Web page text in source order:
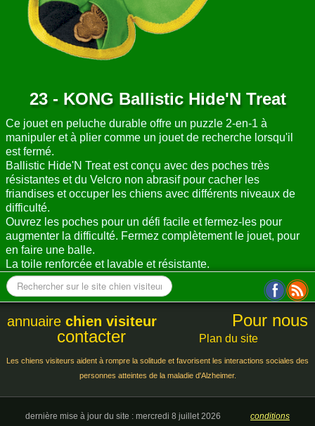
23 - KONG Ballistic Hide'N Treat
Ce jouet en peluche durable offre un puzzle 2-en-1 à
manipuler et à plier comme un jouet de recherche lorsqu'il
est fermé.
Ballistic Hide'N Treat est conçu avec des poches très
résistantes et du Velcro non abrasif pour cacher les
friandises et occuper les chiens avec différents niveaux de
difficulté.
Ouvrez les poches pour un défi facile et fermez-les pour
augmenter la difficulté. Fermez complètement le jouet, pour
en faire une balle.
La toile renforcée et lavable et résistante.
annuaire chien visiteur
Pour nous
contacter
Plan du site
Les chiens visiteurs aident à rompre la solitude et favorisent les interactions sociales des
personnes atteintes de la maladie d'Alzheimer.
dernière mise à jour du site : mercredi 8 juillet 2026 conditions